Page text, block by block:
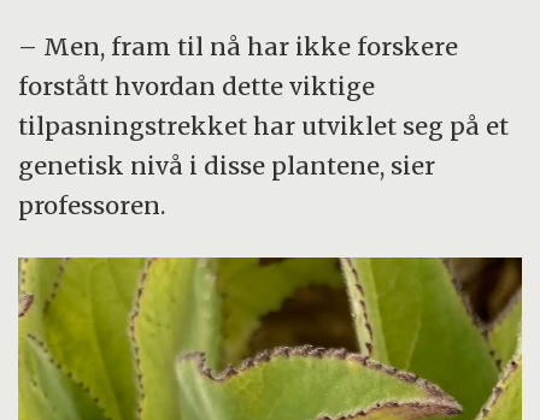
– Men, fram til nå har ikke forskere
forstått hvordan dette viktige
tilpasningstrekket har utviklet seg på et
genetisk nivå i disse plantene, sier
professoren.